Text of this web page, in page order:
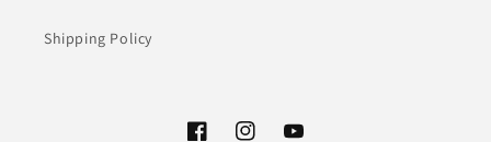
Shipping Policy